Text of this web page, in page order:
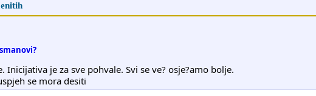
Inicijativa je za sve pohvale. Svi se ve? osje?amo bolje.
se mora desiti